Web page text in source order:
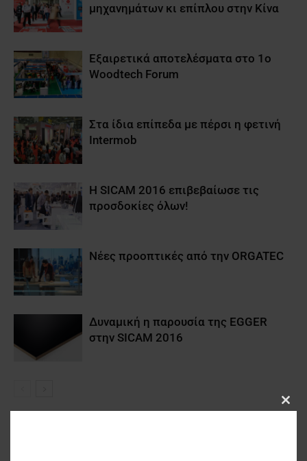
μηχανημάτων κι επίπλου στην Κίνα
Εξαιρετικά αποτελέσματα στο 1o
Woodtech Forum
Στα ίδια επίπεδα με πέρσι η φετινή
Intermob
Η SICAM 2016 επιβεβαίωσε τις
προσδοκίες όλων!
Νέες προοπτικές από την ORGATEC
Δυναμική η παρουσία της EGGER
στην SICAM 2016